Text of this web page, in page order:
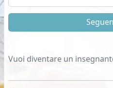
Vuoi diventare un